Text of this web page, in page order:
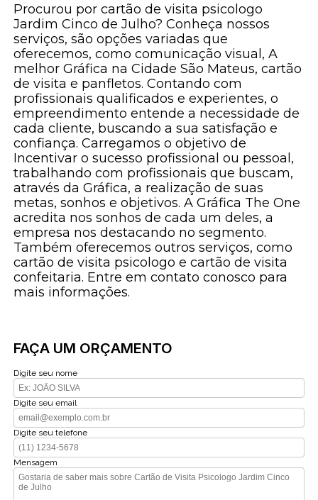
Procurou por cartão de visita psicologo
Jardim Cinco de Julho? Conheça nossos
serviços, são opções variadas que
oferecemos, como comunicação visual, A
melhor Gráfica na Cidade São Mateus, cartão
de visita e panfletos. Contando com
profissionais qualificados e experientes, o
empreendimento entende a necessidade de
cada cliente, buscando a sua satisfação e
confiança. Carregamos o objetivo de
Incentivar o sucesso profissional ou pessoal,
trabalhando com profissionais que buscam,
através da Gráfica, a realização de suas
metas, sonhos e objetivos. A Gráfica The One
acredita nos sonhos de cada um deles, a
empresa nos destacando no segmento.
Também oferecemos outros serviços, como
cartão de visita psicologo e cartão de visita
confeitaria. Entre em contato conosco para
mais informações.
FAÇA UM ORÇAMENTO
Digite seu nome
Digite seu email
Digite seu telefone
Mensagem